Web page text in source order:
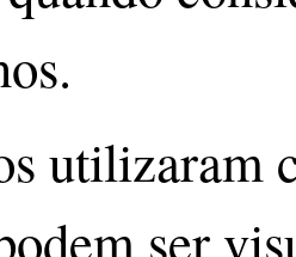
utilizaram
ser